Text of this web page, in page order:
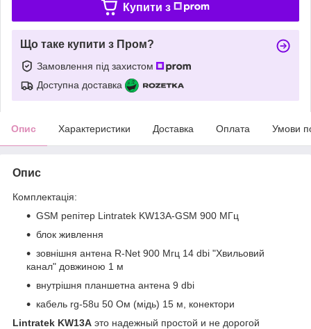
Купити з
Що таке купити з Пром?
Замовлення під захистом
Доступна доставка
Опис Характеристики Доставка Оплата Умови
Опис
Комплектація:
GSM репітер Lintratek KW13A-GSM 900 МГц
блок живлення
зовнішня антена R-Net 900 Мгц 14 dbi "Хвильовий
канал" довжиною 1 м
внутрішня планшетна антена 9 dbi
кабель rg-58u 50 Ом (мідь) 15 м, конектори
Lintratek KW13A это надежный простой и не дорогой